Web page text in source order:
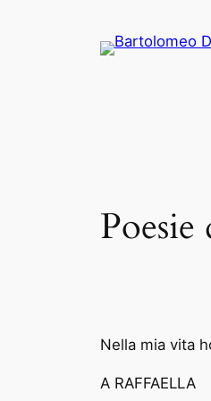
Nella mia vita
A RAFFAELLA